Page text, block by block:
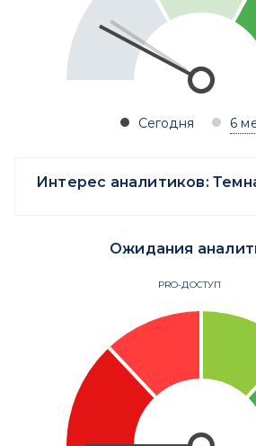
Сегодня 6
Интерес аналитиков:
Ожидания
PRO-ДОСТУП